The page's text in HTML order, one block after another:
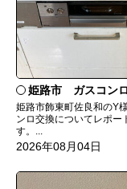
姫路市 ガスコン
姫路市飾東町佐良和のY
ンロ交換についてレポー
す。...
2026年08月04日